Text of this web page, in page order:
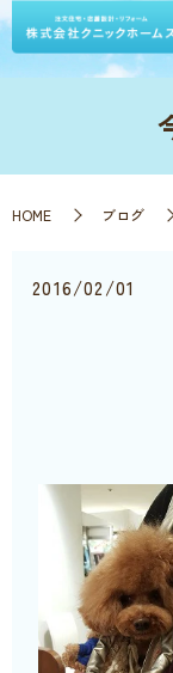
HOME ブログ
2016/02/01